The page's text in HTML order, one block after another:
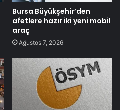
Bursa Büyükşehir’den
afetlere hazır iki yeni mobil
araç
Ağustos 7, 2026